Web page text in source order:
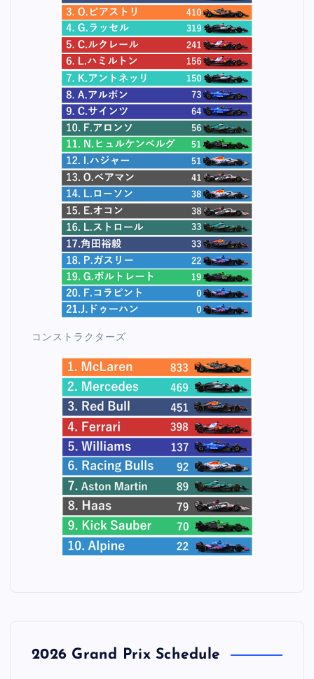
コンストラクターズ
2026 Grand Prix Schedule